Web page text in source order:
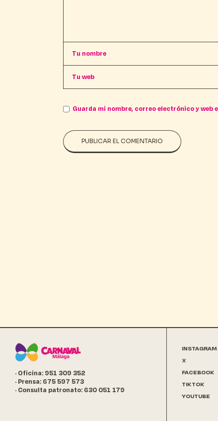
Guarda mi nombre, correo electrónico y web
PUBLICAR EL COMENTARIO
· Oficina: 951 309 352
· Prensa: 675 597 573
· Consulta patronato: 630 051 179
INSTAGRAM
X
FACEBOOK
TIKTOK
YOUTUBE